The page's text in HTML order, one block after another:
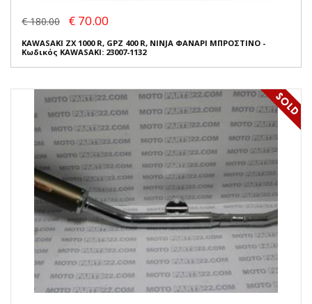
€ 180.00 € 70.00
KAWASAKI ZX 1000 R, GPZ 400 R, NINJA ΦΑΝΑΡΙ ΜΠΡΟΣΤΙΝΟ -
Κωδικός KAWASAKI: 23007-1132